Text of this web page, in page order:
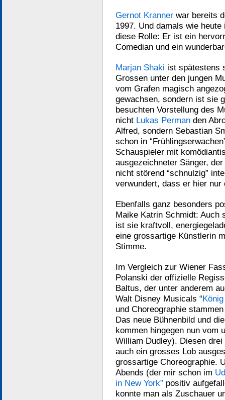
Gernot Kranner war bereits
1997. Und damals wie
diese Rolle: Er ist ein
Comedian und ein
Marjan Shaki ist spätestens
Grossen unter den jungen
vom Grafen magisch
gewachsen, sondern ist sie
besuchten Vorstellung des
nicht Lukas Perman den
Alfred, sondern Sebastian
schon in
Schauspieler mit
ausgezeichneter Sänger,
nicht störend “schnulzig”
verwundert, dass er hier
Ebenfalls ganz besonders
Maike Katrin Schmidt: Auch
ist sie kraftvoll,
eine grossartige Künstlerin
Stimme.
Im Vergleich zur Wiener
Polanski der offizielle
Baltus, der unter anderem
Walt Disney Musicals “
und Choreographie
Das neue Bühnenbild und
kommen hingegen nun vom
William Dudley). Diesen
auch ein grosses Lob
grossartige Choreographie.
Abends (der mir schon im
in New York” positiv
konnte man als Zuschauer